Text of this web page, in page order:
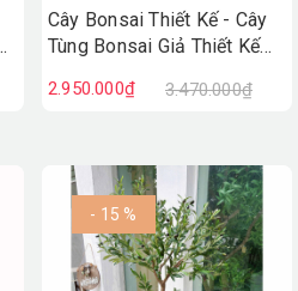
Cây Bonsai Thiết Kế - Cây
Tùng Bonsai Giả Thiết Kế
CC1335
2.950.000₫ 3.470.000₫
- 15 %